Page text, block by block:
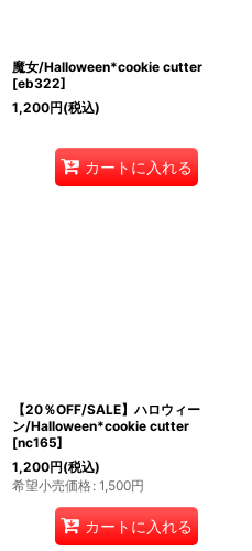
魔女/Halloween*cookie cutter
[eb322]
1,200円(税込)
カートに入れる
【20％OFF/SALE】ハロウィー
ン/Halloween*cookie cutter
[nc165]
1,200円(税込)
希望小売価格: 1,500円
カートに入れる